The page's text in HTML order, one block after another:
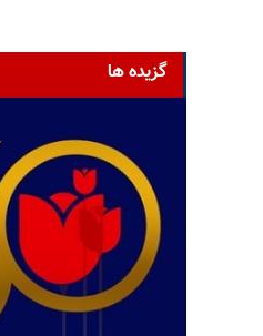
گزیده ها